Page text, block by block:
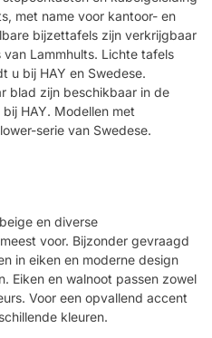
met name voor kantoor- en
bijzettafels zijn verkrijgbaar
Lammhults. Lichte tafels
u bij HAY en Swedese.
blad zijn beschikbaar in de
HAY. Modellen met
serie van Swedese.
en diverse
voor. Bijzonder gevraagd
in eiken en moderne design
Eiken en walnoot passen zowel
Voor een opvallend accent
kleuren.